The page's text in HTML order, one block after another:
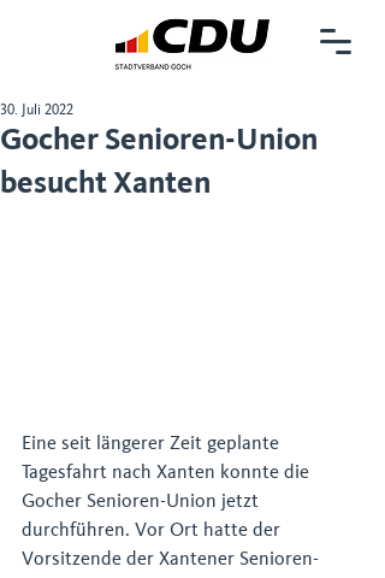
Gocher Senioren-Union
besucht Xanten
30. Juli 2022
Eine seit längerer Zeit geplante
Tagesfahrt nach Xanten konnte die
Gocher Senioren-Union jetzt
durchführen. Vor Ort hatte der
Vorsitzende der Xantener Senioren-